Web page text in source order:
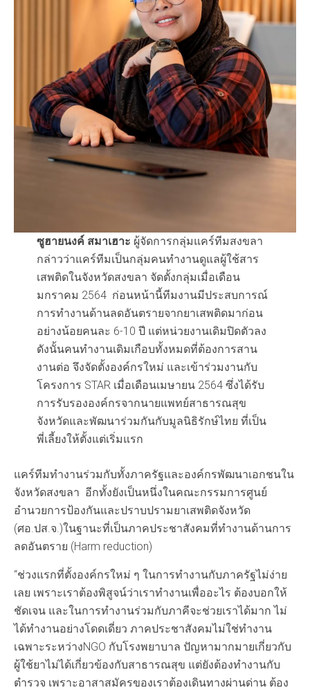
ซูฮายนงค์ สมาเฮาะ ผู้จัดการกลุ่มแคร์ทีมสงขลา
กล่าวว่าแคร์ทีมเป็นกลุ่มคนทำงานดูแลผู้ใช้สาร
เสพติดในจังหวัดสงขลา จัดตั้งกลุ่มเมื่อเดือน
มกราคม 2564 ก่อนหน้านี้ทีมงานมีประสบการณ์
การทำงานด้านลดอันตรายจากยาเสพติดมาก่อน
อย่างน้อยคนละ 6-10 ปี แต่หน่วยงานเดิมปิดตัวลง
ดังนั้นคนทำงานเดิมเกือบทั้งหมดที่ต้องการสาน
งานต่อ จึงจัดตั้งองค์กรใหม่ และเข้าร่วมงานกับ
โครงการ STAR เมื่อเดือนเมษายน 2564 ซึ่งได้รับ
การรับรององค์กรจากนายแพทย์สาธารณสุข
จังหวัดและพัฒนาร่วมกันกับมูลนิธิรักษ์ไทย ที่เป็น
พี่เลี้ยงให้ตั้งแต่เริ่มแรก
แคร์ทีมทำงานร่วมกับทั้งภาครัฐและองค์กรพัฒนาเอกชนใน
จังหวัดสงขลา อีกทั้งยังเป็นหนึ่งในคณะกรรมการศูนย์
อำนวยการป้องกันและปราบปรามยาเสพติดจังหวัด
(ศอ.ปส.จ.)ในฐานะที่เป็นภาคประชาสังคมที่ทำงานด้านการ
ลดอันตราย (Harm reduction)
“ช่วงแรกที่ตั้งองค์กรใหม่ ๆ ในการทำงานกับภาครัฐไม่ง่าย
เลย เพราะเราต้องพิสูจน์ว่าเราทำงานเพื่ออะไร ต้องบอกให้
ชัดเจน และในการทำงานร่วมกับภาคีจะช่วยเราได้มาก ไม่
ได้ทำงานอย่างโดดเดี่ยว ภาคประชาสังคมไม่ใช่ทำงาน
เฉพาะระหว่างNGO กับโรงพยาบาล ปัญหามากมายเกี่ยวกับ
ผู้ใช้ยาไม่ได้เกี่ยวข้องกับสาธารณสุข แต่ยังต้องทำงานกับ
ตำรวจ เพราะอาสาสมัครของเราต้องเดินทางผ่านด่าน ต้อง